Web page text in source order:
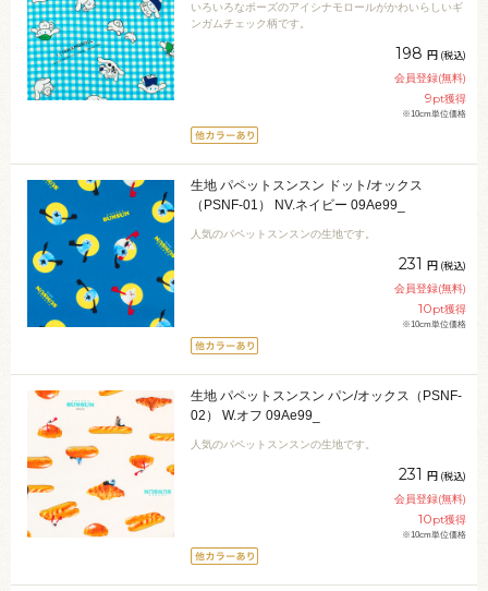
いろいろなポーズのアイシナモロールがかわいらしいギ
ンガムチェック柄です。
198 円 (税込)
会員登録(無料)
9pt獲得
※10cm単位価格
生地 パペットスンスン ドット/オックス
（PSNF-01） NV.ネイビー 09Ae99_
人気のパペットスンスンの生地です。
231 円 (税込)
会員登録(無料)
10pt獲得
※10cm単位価格
生地 パペットスンスン パン/オックス（PSNF-
02） W.オフ 09Ae99_
人気のパペットスンスンの生地です。
231 円 (税込)
会員登録(無料)
10pt獲得
※10cm単位価格